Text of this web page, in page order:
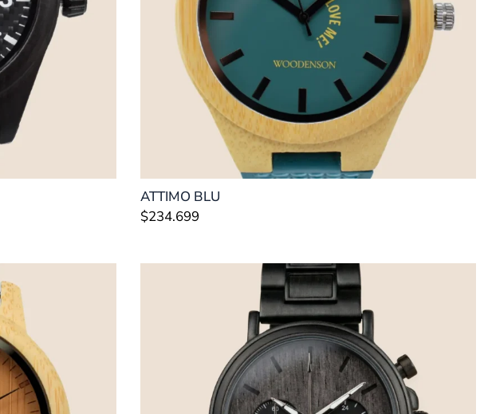
ATTIMO BLU
$234.699